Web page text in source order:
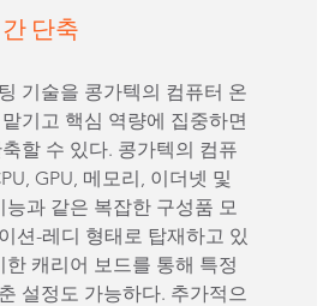
단축
기술을 콩가텍의 컴퓨터 온
기고 핵심 역량에 집중하면
할 수 있다. 콩가텍의 컴퓨
GPU, 메모리, 이더넷 및
능과 같은 복잡한 구성품 모
션-레디 형태로 탑재하고 있
한 캐리어 보드를 통해 특정
설정도 가능하다. 추가적으